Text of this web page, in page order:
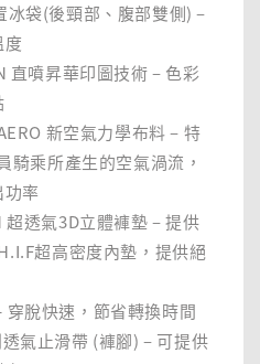
袋(後頸部、腹部雙側) –
噴昇華印圖技術 – 色彩
新空氣力學布料 – 特
乘所產生的空氣渦流，
率
透氣3D立體褲墊 – 提供
超高密度內墊，提供絕
脫快速，節省轉換時間
氣止滑帶 (褲腳) – 可提供